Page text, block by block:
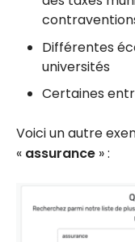
Différentes
universités
Certaines
Voici un autre
« assurance » :